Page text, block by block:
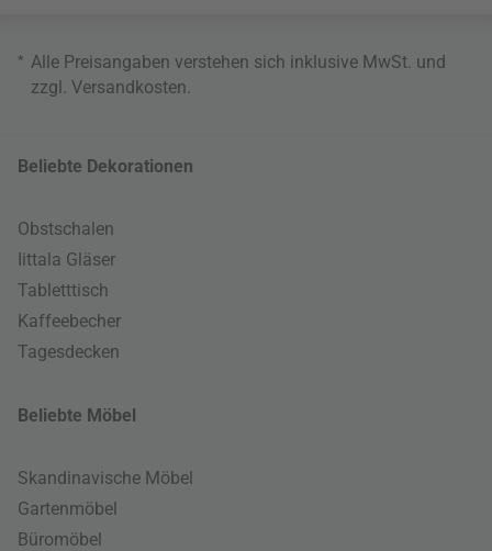
* Alle Preisangaben verstehen sich inklusive MwSt. und
zzgl. Versandkosten
Beliebte Dekorationen
Obstschalen
Iittala Gläser
Tabletttisch
Kaffeebecher
Tagesdecken
Beliebte Möbel
Skandinavische Möbel
Gartenmöbel
Büromöbel